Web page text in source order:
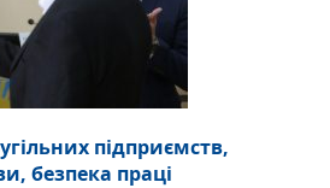
підприємств,
безпека праці